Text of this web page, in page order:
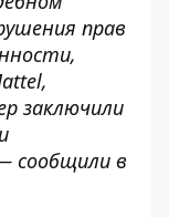
прав
заключили
сообщили в